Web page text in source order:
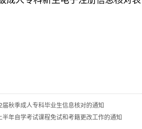
届秋季成人专科毕业生信息核对的通知
半年自学考试课程免试和考籍更改工作的通知